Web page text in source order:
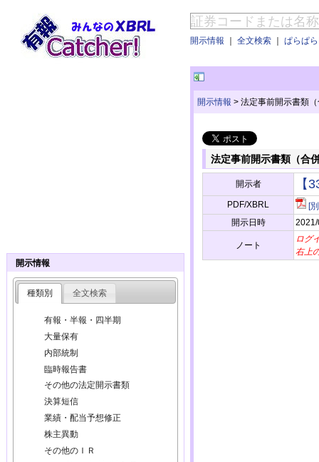
開示情報 ｜ 全文検索 ｜ ぱらぱ
開示情報 > 法定事前開示書類
法定事前開示書類（合
開示者 【
PDF/XBRL
[
開示日時
ノート
ログ
右上
開示情報
種類別 全文検索
有報・半報・四半期
大量保有
内部統制
臨時報告書
その他の法定開示書類
決算短信
業績・配当予想修正
株主異動
その他のＩＲ